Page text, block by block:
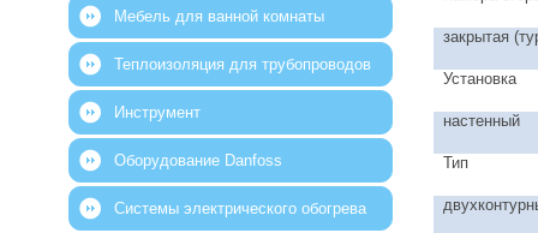
закрытая
Установка
настенный
Тип
Мебель для ванной комнаты
Теплоизоляция для трубопроводов
Инструмент
Оборудование Danfoss
Системы электрического обогрева